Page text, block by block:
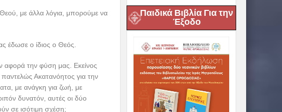
με άλλα λόγια, μπορούμε να
έδωσε ο ίδιος ο Θεός.
αφορά την φύση μας. Εκείνος
Ακατανόητος για την
με ανάγκη για ζωή, με
δυνατόν, αυτές οι δύο
σε ισότιμη σχέση;
Παιδικά Βιβλία Για την
Έξοδο